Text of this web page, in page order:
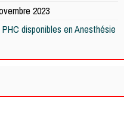
2023
disponibles en Anesthésie